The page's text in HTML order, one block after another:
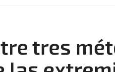
tres